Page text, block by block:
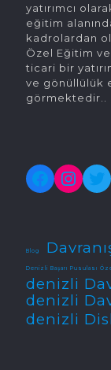
yatırımcı
eğitim
kadrolardan
Özel Eğitim
ticari bir
ve gönüllülük
görmektedir..
Blog
Denizli Başarı Pusulası
denizli
denizli
denizli